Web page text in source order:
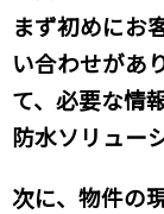
まず初めにお
い合わせがあ
て、必要な情
防水ソリュー
次に、物件の